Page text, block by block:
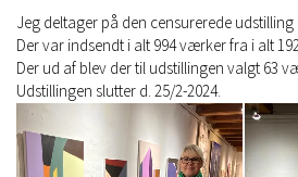
Jeg deltager på den censurerede
Der var indsendt i alt 994 værker fra i alt
Der ud af blev der til udstillingen valgt 63
Udstillingen slutter d. 25/2-2024.